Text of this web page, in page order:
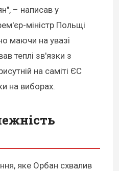
– написав у
міністр Польщі
маючи на увазі
теплі зв'язки з
на саміті ЄС
на виборах.
яке Орбан схвалив